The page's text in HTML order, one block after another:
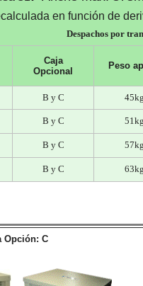
en función de
Despachos por
Caja
Opcional
Peso
B y C
B y C
B y C
B y C
Opción: C